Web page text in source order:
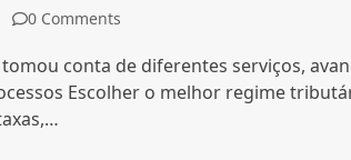
0 Comments
conta de diferentes serviços,
Escolher o melhor regime